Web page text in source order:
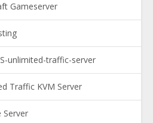
Gameserver
unlimited-traffic-server
Traffic KVM Server
Server